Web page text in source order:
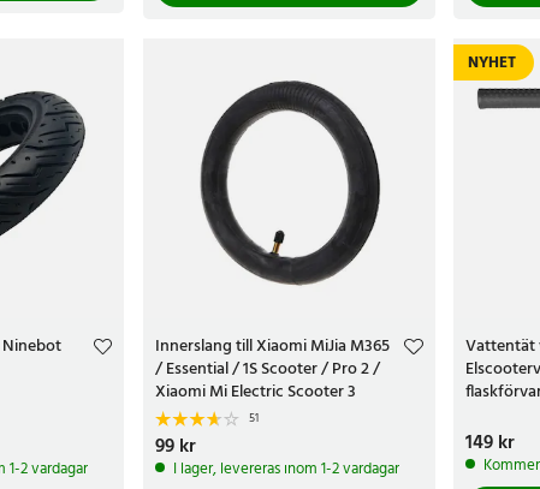
1-2 vardagar
Innerslang till Xiaomi MiJia M365
/ Essential / 1S Scooter / Pro 2 /
Xiaomi Mi Electric Scooter 3
51
Pris:99 kr
99 kr
I lager, levereras inom 1-2 vardagar
NYHET
Vattentät
Pris :149 kr
149 kr